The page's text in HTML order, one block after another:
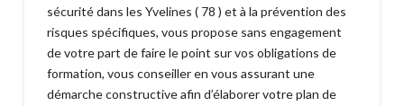
sécurité dans les Yvelines ( 78 ) et à la prévention des
risques spécifiques, vous propose sans engagement
de votre part de faire le point sur vos obligations de
formation, vous conseiller en vous assurant une
démarche constructive afin d’élaborer votre plan de